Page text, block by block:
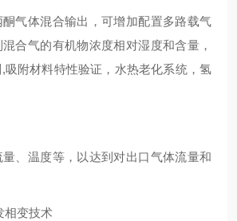
气体混合输出，可增加配置多路载气
合气的有机物浓度相对湿度和含量，
吸附材料特性验证，水热老化系统，氢
、温度等，以达到对出口气体流量和
相变技术